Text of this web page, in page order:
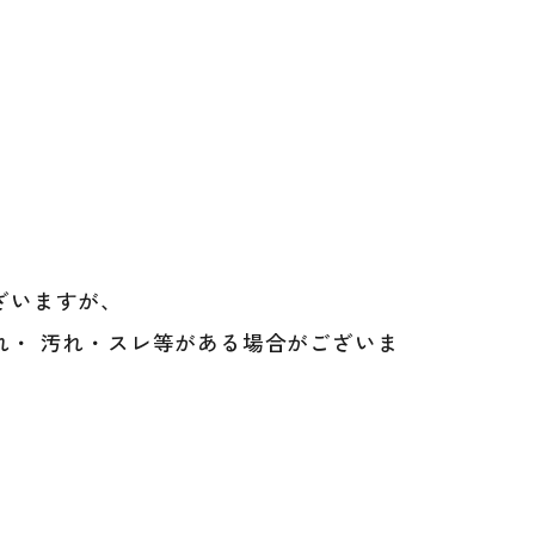
ますが、
汚れ・スレ等がある場合がございま